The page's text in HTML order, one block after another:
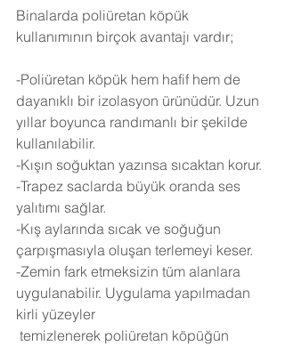
Binalarda poliüretan köpük
kullanımının birçok avantajı vardır;
-Poliüretan köpük hem hafif hem de
dayanıklı bir izolasyon ürünüdür. Uzun
yıllar boyunca randımanlı bir şekilde
kullanılabilir.
-Kışın soğuktan yazınsa sıcaktan korur.
-Trapez saclarda büyük oranda ses
yalıtımı sağlar.
-Kış aylarında sıcak ve soğuğun
çarpışmasıyla oluşan terlemeyi keser.
-Zemin fark etmeksizin tüm alanlara
uygulanabilir. Uygulama yapılmadan
kirli yüzeyler